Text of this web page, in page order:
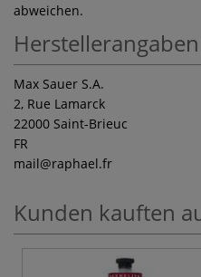
abweichen.
Herstellerangaben
Max Sauer S.A.
2, Rue Lamarck
22000 Saint-Brieuc
FR
mail@raphael.fr
Kunden kauften